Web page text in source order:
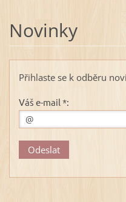
Novinky
Přihlaste se k odběru
Váš e-mail *: